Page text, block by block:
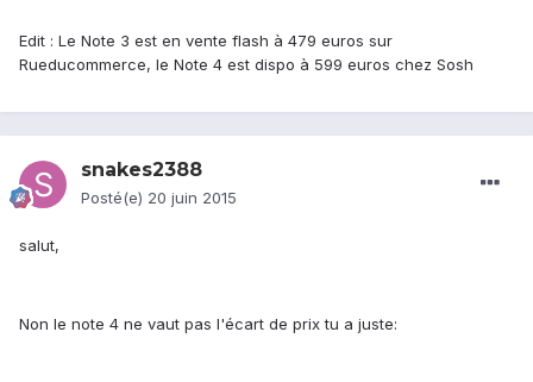
Edit : Le Note 3 est en vente flash à 479 euros sur
Rueducommerce, le Note 4 est dispo à 599 euros chez Sosh
snakes2388
Posté(e) 20 juin 2015
salut,
Non le note 4 ne vaut pas l'écart de prix tu a juste: